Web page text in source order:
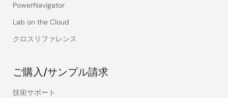
PowerNavigator
Lab on the Cloud
クロスリファレンス
ご購入/サンプル請求
技術サポート